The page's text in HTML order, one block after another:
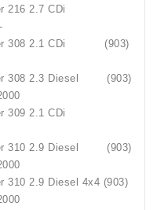
216 2.7 CDi
308 2.1 CDi (903)
308 2.3 Diesel (903)
03.2000
309 2.1 CDi
310 2.9 Diesel (903)
03.2000
2.9 Diesel 4x4 (903)
03.2000